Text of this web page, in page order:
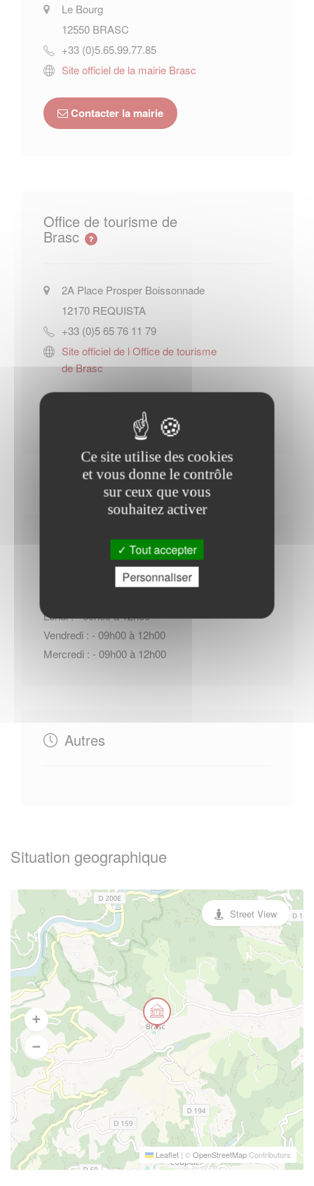
Le Bourg
12550 BRASC
+33 (0)5.65.99.77.85
Site officiel de la mairie Brasc
Contacter la mairie
Office de tourisme de
Brasc
2A Place Prosper Boissonnade
12170 REQUISTA
+33 (0)5 65 76 11 79
Site officiel de l Office de tourisme
de Brasc
Contacter l'office de tourisme
Horaires Mairie
Lundi : - 09h00 à 12h00
Vendredi : - 09h00 à 12h00
Mercredi : - 09h00 à 12h00
Autres
Situation geographique
Leaflet | ©OpenStreetMapContributors
Street View
Ce site utilise des cookies
et vous donne le contrôle
sur ceux que vous
souhaitez activer
Tout accepter
Personnaliser